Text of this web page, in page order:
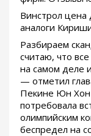
Винстрол цена
аналоги
Разбираем
считаю, что
на самом деле
— отметил
Пекине Юн Хон
потребовала
олимпийским
беспредел на